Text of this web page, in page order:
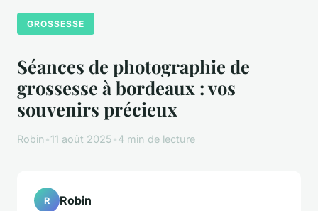
GROSSESSE
Séances de photographie de
grossesse à bordeaux : vos
souvenirs précieux
Robin•11 août 2025•4 min de lecture
R Robin